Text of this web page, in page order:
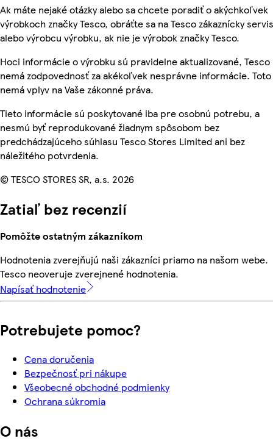
Ak máte nejaké otázky alebo sa chcete poradiť o akýchkoľvek
výrobkoch značky Tesco, obráťte sa na Tesco zákaznícky
alebo výrobcu výrobku, ak nie je výrobok značky Tesco.
Hoci informácie o výrobku sú pravidelne aktualizované, Tesco
nemá zodpovednosť za akékoľvek nesprávne informácie. Toto
nemá vplyv na Vaše zákonné práva.
Tieto informácie sú poskytované iba pre osobnú potrebu, a
nesmú byť reprodukované žiadnym spôsobom bez
predchádzajúceho súhlasu Tesco Stores Limited ani bez
náležitého potvrdenia.
© TESCO STORES SR, a.s. 2026
Zatiaľ bez recenzií
Pomôžte ostatným zákazníkom
Hodnotenia zverejňujú naši zákazníci priamo na našom webe.
Tesco neoveruje zverejnené hodnotenia.
Napísať hodnotenie
Potrebujete pomoc?
Cena doručenia
Bezpečnosť pri nákupe
Všeobecné obchodné podmienky
Ochrana súkromia
O nás